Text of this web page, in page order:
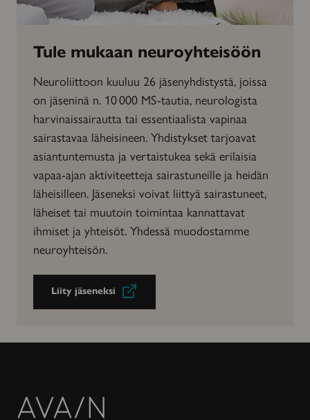
Tule mukaan neuroyhteisöön
Neuroliittoon kuuluu 26 jäsenyhdistystä, joissa
on jäseninä n. 10 000 MS-tautia, neurologista
harvinaissairautta tai essentiaalista vapinaa
sairastavaa läheisineen. Yhdistykset tarjoavat
asiantuntemusta ja vertaistukea sekä erilaisia
vapaa-ajan aktiviteetteja sairastuneille ja heidän
läheisilleen. Jäseneksi voivat liittyä sairastuneet,
läheiset tai muutoin toimintaa kannattavat
ihmiset ja yhteisöt. Yhdessä muodostamme
neuroyhteisön.
Liity jäseneksi
Avain-
lehti